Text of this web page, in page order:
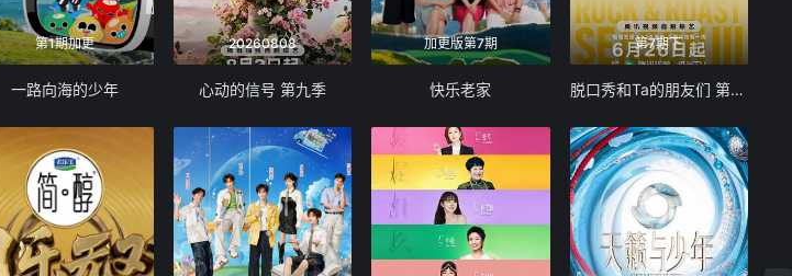
第1期加更
一路向海的少年
20260808
心动的信号 第九季
加更版第7期
快乐老家
第7期下
脱口秀和Ta的朋友们 第三季